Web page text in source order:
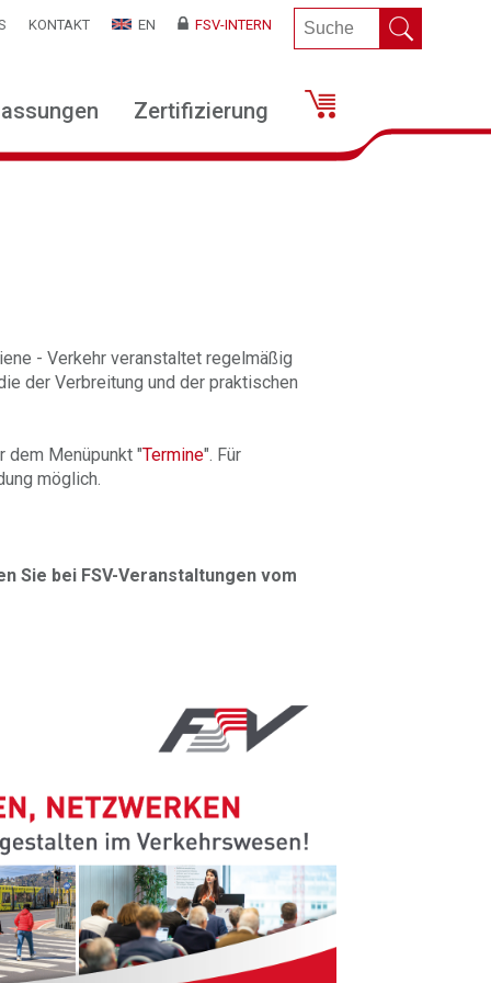
KONTAKT EN FSV-INTERN
Zertifizierung
- Verkehr veranstaltet regelmäßig
der Verbreitung und der praktischen
dem Menüpunkt "Termine". Für
möglich.
Sie bei FSV-Veranstaltungen vom